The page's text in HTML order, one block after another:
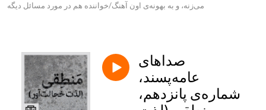
می‌زنه، و به بهونه‌ی اون آهنگ/خواننده هم در مورد مسائل دیگه
صداهای
عامه‌پسند،
شماره‌ی پانزدهم،